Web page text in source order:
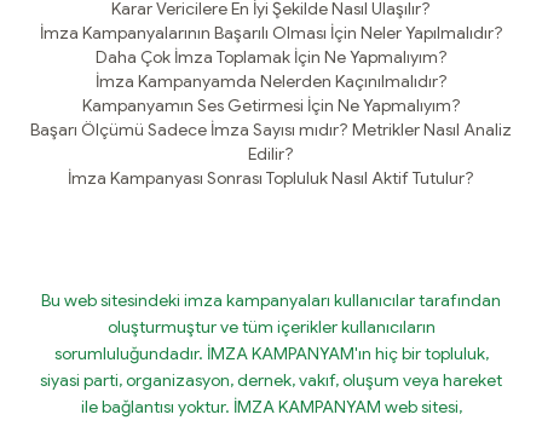
Karar Vericilere En İyi Şekilde Nasıl Ulaşılır?
İmza Kampanyalarının Başarılı Olması İçin Neler Yapılmalıdır?
Daha Çok İmza Toplamak İçin Ne Yapmalıyım?
İmza Kampanyamda Nelerden Kaçınılmalıdır?
Kampanyamın Ses Getirmesi İçin Ne Yapmalıyım?
Başarı Ölçümü Sadece İmza Sayısı mıdır? Metrikler Nasıl Analiz
Edilir?
İmza Kampanyası Sonrası Topluluk Nasıl Aktif Tutulur?
Bu web sitesindeki imza kampanyaları kullanıcılar tarafından
oluşturmuştur ve tüm içerikler kullanıcıların
sorumluluğundadır. İMZA KAMPANYAM'ın hiç bir topluluk,
siyasi parti, organizasyon, dernek, vakıf, oluşum veya hareket
ile bağlantısı yoktur. İMZA KAMPANYAM web sitesi,